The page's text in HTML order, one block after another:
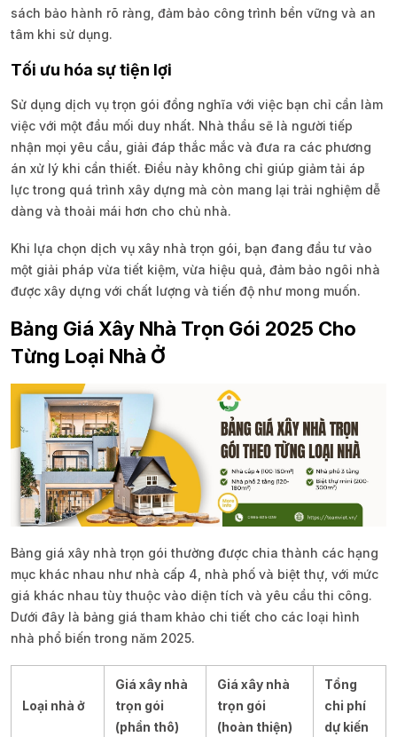
sách bảo hành rõ ràng, đảm bảo công trình bền vững và an
tâm khi sử dụng.
Tối ưu hóa sự tiện lợi
Sử dụng dịch vụ trọn gói đồng nghĩa với việc bạn chỉ cần làm
việc với một đầu mối duy nhất. Nhà thầu sẽ là người tiếp
nhận mọi yêu cầu, giải đáp thắc mắc và đưa ra các phương
án xử lý khi cần thiết. Điều này không chỉ giúp giảm tải áp
lực trong quá trình xây dựng mà còn mang lại trải nghiệm dễ
dàng và thoải mái hơn cho chủ nhà.
Khi lựa chọn dịch vụ xây nhà trọn gói, bạn đang đầu tư vào
một giải pháp vừa tiết kiệm, vừa hiệu quả, đảm bảo ngôi nhà
được xây dựng với chất lượng và tiến độ như mong muốn.
Bảng Giá Xây Nhà Trọn Gói 2025 Cho
Từng Loại Nhà Ở
Bảng giá xây nhà trọn gói thường được chia thành các hạng
mục khác nhau như nhà cấp 4, nhà phố và biệt thự, với mức
giá khác nhau tùy thuộc vào diện tích và yêu cầu thi công.
Dưới đây là bảng giá tham khảo chi tiết cho các loại hình
nhà phổ biến trong năm 2025.
Loại nhà ở
Giá xây nhà
trọn gói
(phần thô)
Giá xây nhà
trọn gói
(hoàn thiện)
Tổng
chi phí
dự kiến